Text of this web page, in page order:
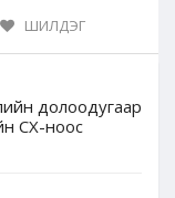
ШИЛДЭГ
долоодугаар
СХ-ноос